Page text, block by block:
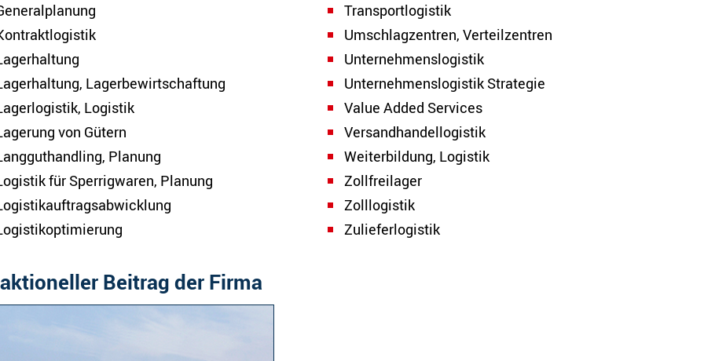
Lagerbewirtschaftung
Logistik
von Gütern
Planung
für Sperrigwaren, Planung
Transportlogistik
Umschlagzentren, Verteilzentren
Unternehmenslogistik
Unternehmenslogistik Strategie
Value Added Services
Versandhandellogistik
Weiterbildung, Logistik
Zollfreilager
Zolllogistik
Zulieferlogistik
Beitrag der Firma